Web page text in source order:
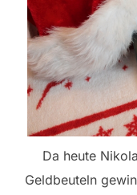
Da heute
Geldbeuteln